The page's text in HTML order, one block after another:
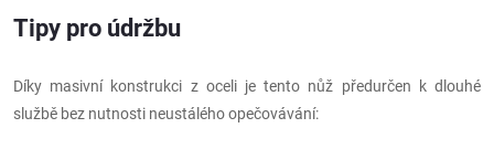
Tipy pro údržbu
Díky masivní konstrukci z oceli je tento nůž předurčen k dlouhé
službě bez nutnosti neustálého opečovávání: